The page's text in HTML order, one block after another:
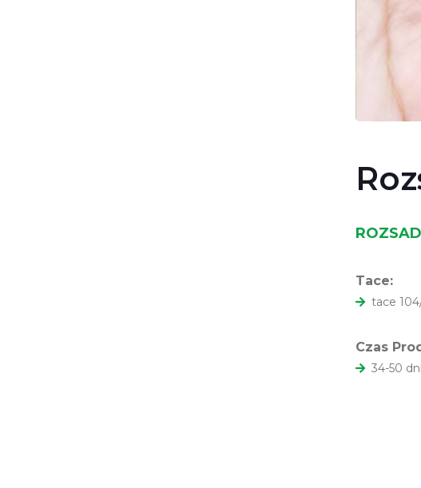
Tace:
tace
Czas
34-50 dni